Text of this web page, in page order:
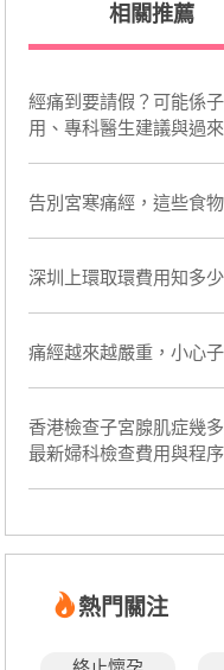
相關推薦
經痛到要請假？可能係
用、專科醫生建議與過
告別宮寒痛經，這些食
深圳上環取環費用知多
痛經越來越嚴重，小心
香港檢查子宮腺肌症幾
最新婦科檢查費用與程
熱門關注